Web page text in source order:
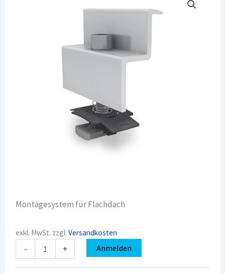
Montagesystem für Flachdach
exkl. MwSt. zzgl.Versandkosten
-
1005345
+ Anmelden